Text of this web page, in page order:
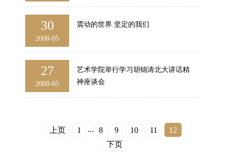
30
2008-05
震动的世界 坚定的我们
27
2008-05
艺术学院举行学习胡锦涛北大讲话精
神座谈会
上页 1 ... 8 9 10 11
12
下页